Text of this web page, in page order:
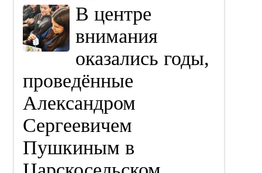
В центре
внимания
оказались годы,
проведённые
Александром
Сергеевичем
Пушкиным в